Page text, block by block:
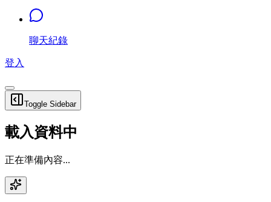
聊天紀錄
登入
Toggle Sidebar
載入資料中
正在準備內容...